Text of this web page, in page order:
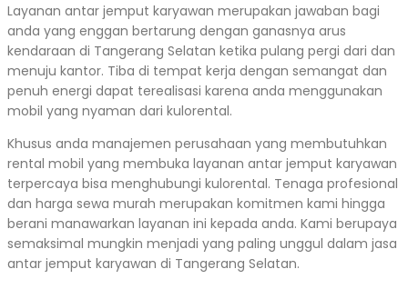
Layanan antar jemput karyawan merupakan jawaban bagi
anda yang enggan bertarung dengan ganasnya arus
kendaraan di Tangerang Selatan ketika pulang pergi dari dan
menuju kantor. Tiba di tempat kerja dengan semangat dan
penuh energi dapat terealisasi karena anda menggunakan
mobil yang nyaman dari kulorental.
Khusus anda manajemen perusahaan yang membutuhkan
rental mobil yang membuka layanan antar jemput karyawan
terpercaya bisa menghubungi kulorental. Tenaga profesional
dan harga sewa murah merupakan komitmen kami hingga
berani manawarkan layanan ini kepada anda. Kami berupaya
semaksimal mungkin menjadi yang paling unggul dalam jasa
antar jemput karyawan di Tangerang Selatan.